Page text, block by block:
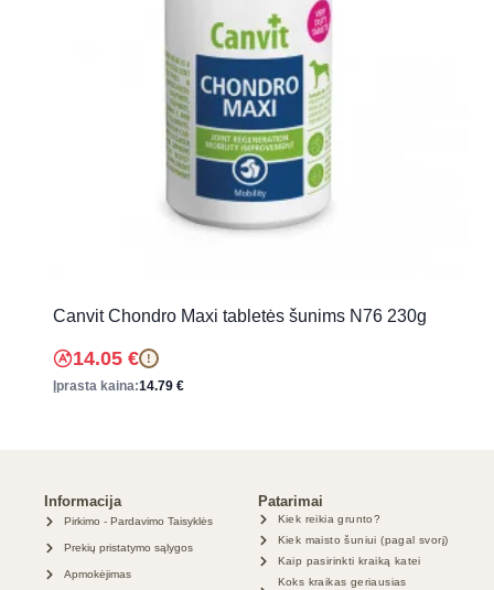
Canvit Chondro Maxi tabletės šunims N76 230g
14.05 € !
Įprasta kaina:14.79 €
Informacija
Pirkimo - Pardavimo Taisyklės
Prekių pristatymo sąlygos
Apmokėjimas
Patarimai
Kiek reikia grunto?
Kiek maisto šuniui (pagal svorį)
Kaip pasirinkti kraiką katei
Koks kraikas geriausias